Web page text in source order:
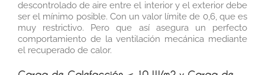
descontrolado de aire entre el interior y el exterior debe
ser el mínimo posible. Con un valor límite de 0,6, que es
muy restrictivo. Pero que así asegura un perfecto
comportamiento de la ventilación mecánica mediante
el recuperado de calor.